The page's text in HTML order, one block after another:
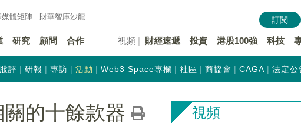
媒體矩陣 財華智庫沙龍
研究 顧問 合作 視頻 財經速遞 投資 港股100強 科技
訂閱
股評 研報 專訪 活動 Web3 Space專欄 社區 商協會 CAGA 法定公
的十餘款器
視頻